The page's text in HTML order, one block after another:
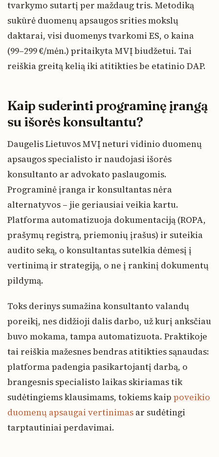
tvarkymo sutartį per maždaug tris. Metodiką
sukūrė duomenų apsaugos srities mokslų
daktarai, visi duomenys tvarkomi ES, o kaina
(99–299 €/mėn.) pritaikyta MVĮ biudžetui. Tai
reiškia greitą kelią iki atitikties be etatinio DAP.
Kaip suderinti programinę įrangą
su išorės konsultantu?
Daugelis Lietuvos MVĮ neturi vidinio duomenų
apsaugos specialisto ir naudojasi išorės
konsultanto ar advokato paslaugomis.
Programinė įranga ir konsultantas nėra
alternatyvos – jie geriausiai veikia kartu.
Platforma automatizuoja dokumentaciją (ROPA,
prašymų registrą, priemonių įrašus) ir suteikia
audito seką, o konsultantas sutelkia dėmesį į
vertinimą ir strategiją, o ne į rankinį dokumentų
pildymą.
Toks derinys sumažina konsultanto valandų
poreikį, nes didžioji dalis darbo, už kurį anksčiau
buvo mokama, tampa automatizuota. Praktikoje
tai reiškia mažesnes bendras atitikties sąnaudas:
platforma padengia pasikartojantį darbą, o
brangesnis specialisto laikas skiriamas tik
sudėtingiems klausimams, tokiems kaip poveikio
duomenų apsaugai vertinimas ar sudėtingi
tarptautiniai perdavimai.